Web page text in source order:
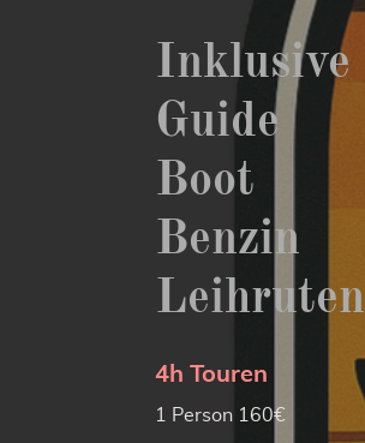
Inklusive
Guide
Boot
Benzin
Leihruten
4h Touren
1 Person 160€